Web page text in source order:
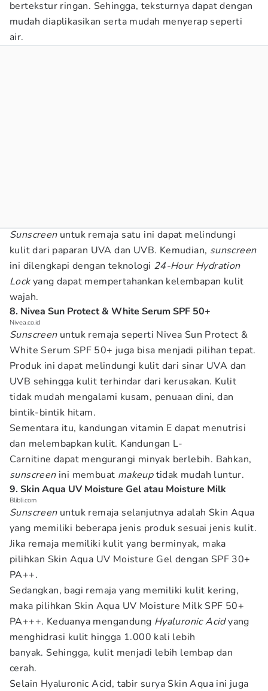
bertekstur ringan. Sehingga, teksturnya dapat dengan
mudah diaplikasikan serta mudah menyerap seperti
air.
Sunscreen untuk remaja satu ini dapat melindungi
kulit dari paparan UVA dan UVB. Kemudian, sunscreen
ini dilengkapi dengan teknologi 24-Hour Hydration
Lockyang dapat mempertahankan kelembapan kulit
wajah.
8. Nivea Sun Protect & White Serum SPF 50+
Nivea.co.id
Sunscreenuntuk remaja seperti Nivea Sun Protect &
White Serum SPF 50+ juga bisa menjadi pilihan tepat.
Produk ini dapat melindungi kulit dari sinar UVA dan
UVB sehingga kulit terhindar dari kerusakan. Kulit
tidak mudah mengalami kusam, penuaan dini, dan
bintik-bintik hitam.
Sementara itu, kandungan vitamin E dapat menutrisi
dan melembapkan kulit. Kandungan L-
Carnitine dapat mengurangi minyak berlebih. Bahkan,
sunscreenini membuat makeuptidak mudah luntur.
9. Skin Aqua UV Moisture Gel atau Moisture Milk
Blibli.com
Sunscreenuntuk remaja selanjutnya adalah Skin Aqua
yang memiliki beberapa jenis produk sesuai jenis kulit.
Jika remaja memiliki kulit yang berminyak, maka
pilihkan Skin Aqua UV Moisture Gel dengan SPF 30+
PA++.
Sedangkan, bagi remaja yang memiliki kulit kering,
maka pilihkan Skin Aqua UV Moisture Milk SPF 50+
PA+++. Keduanya mengandung Hyaluronic Acidyang
menghidrasi kulit hingga 1.000 kali lebih
banyak. Sehingga, kulit menjadi lebih lembap dan
cerah.
Selain Hyaluronic Acid, tabir surya Skin Aqua ini juga